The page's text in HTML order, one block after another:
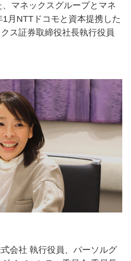
マネックスグループとマネ
月NTTドコモと資本提携した
ス証券取締役社長執行役員
会社 執行役員、パーソルグ